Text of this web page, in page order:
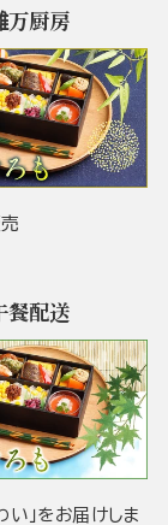
万厨房
餐配送
い」をお届けしま